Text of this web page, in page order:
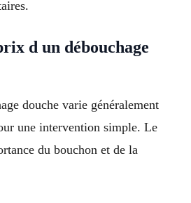
d un débouchage
douche varie généralement
une intervention simple. Le
du bouchon et de la